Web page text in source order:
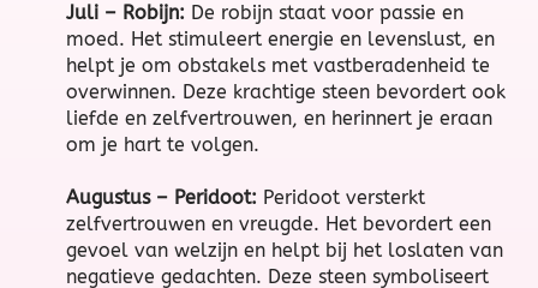
Juli – Robijn: De robijn staat voor passie en
moed. Het stimuleert energie en levenslust, en
helpt je om obstakels met vastberadenheid te
overwinnen. Deze krachtige steen bevordert ook
liefde en zelfvertrouwen, en herinnert je eraan
om je hart te volgen.
Augustus – Peridoot: Peridoot versterkt
zelfvertrouwen en vreugde. Het bevordert een
gevoel van welzijn en helpt bij het loslaten van
negatieve gedachten. Deze steen symboliseert